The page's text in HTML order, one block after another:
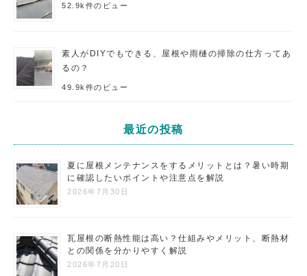
52.9k件のビュー
素人がDIYでもできる、屋根や雨樋の掃除の仕方ってあ
るの？
49.9k件のビュー
最近の投稿
夏に屋根メンテナンスをするメリットとは？暑い時期
に確認したいポイントや注意点を解説
2026年7月30日
瓦屋根の断熱性能は高い？仕組みやメリット、断熱材
との関係を分かりやすく解説
2026年7月20日